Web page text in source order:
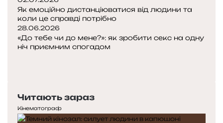
Як емоційно дистанціюватися від людини та
коли це справді потрібно
28.06.2026
«До тебе чи до мене?»: як зробити секс на одну
ніч приємним спогадом
Читають зараз
Кінематограф